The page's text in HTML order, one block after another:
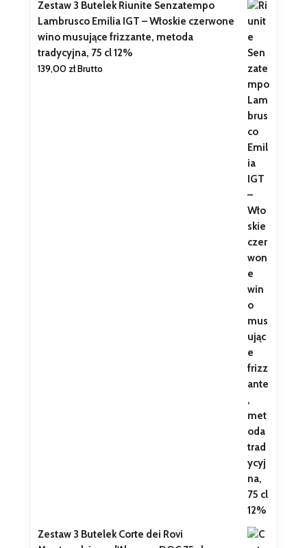
Zestaw 3 Butelek Riunite Senzatempo
Lambrusco Emilia IGT – Włoskie czerwone
wino musujące frizzante, metoda
tradycyjna, 75 cl 12%
139,00 złBrutto
Zestaw 3 Butelek Corte dei Rovi